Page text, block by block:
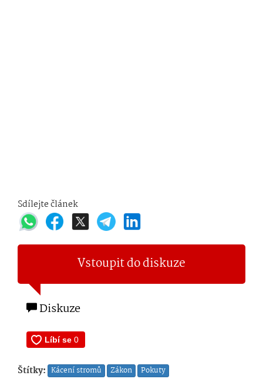
Sdílejte článek
Vstoupit do diskuze
Diskuze
Štítky: Kácení stromů Zákon Pokuty